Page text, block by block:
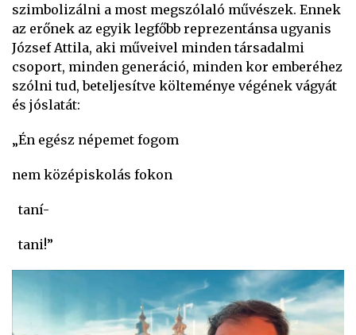
szimbolizálni a most megszólaló művészek. Ennek
az erőnek az egyik legfőbb reprezentánsa ugyanis
József Attila, aki műveivel minden társadalmi
csoport, minden generáció, minden kor emberéhez
szólni tud, beteljesítve költeménye végének vágyát
és jóslatát:
„Én egész népemet fogom
nem középiskolás fokon
taní-
tani!”